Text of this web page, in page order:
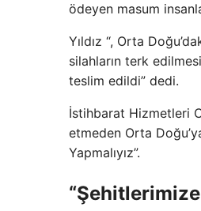
ödeyen masum
Yıldız “, Orta
silahların terk
teslim edildi” dedi.
İstihbarat Hizmetleri
etmeden Orta
Yapmalıyız”.